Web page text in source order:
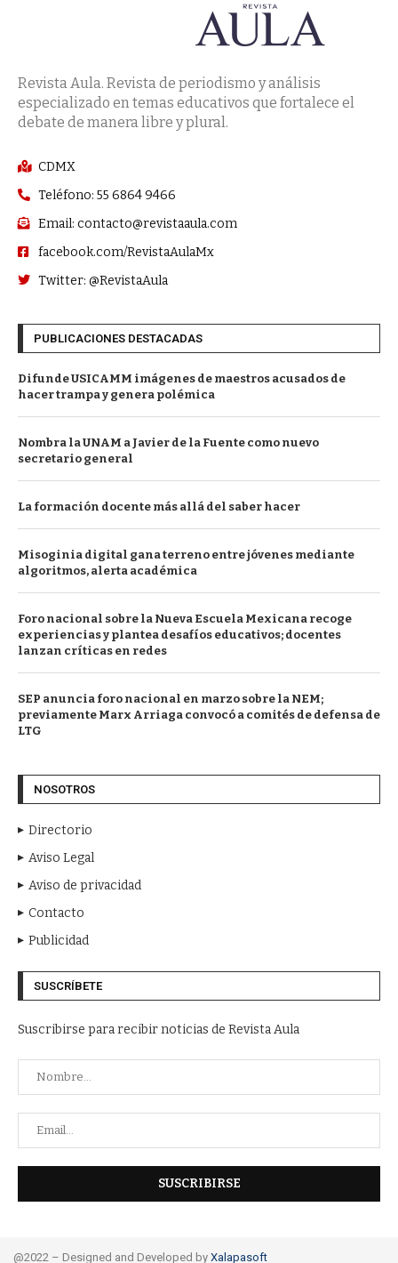
Revista Aula. Revista de periodismo y análisis
especializado en temas educativos que fortalece el
debate de manera libre y plural.
CDMX
Teléfono: 55 6864 9466
Email: contacto@revistaaula.com
facebook.com/RevistaAulaMx
Twitter: @RevistaAula
PUBLICACIONES DESTACADAS
Difunde USICAMM imágenes de maestros acusados de
hacer trampa y genera polémica
Nombra la UNAM a Javier de la Fuente como nuevo
secretario general
La formación docente más allá del saber hacer
Misoginia digital gana terreno entre jóvenes mediante
algoritmos, alerta académica
Foro nacional sobre la Nueva Escuela Mexicana recoge
experiencias y plantea desafíos educativos; docentes
lanzan críticas en redes
SEP anuncia foro nacional en marzo sobre la NEM;
previamente Marx Arriaga convocó a comités de defensa de
LTG
NOSOTROS
Directorio
Aviso Legal
Aviso de privacidad
Contacto
Publicidad
SUSCRÍBETE
Suscribirse para recibir noticias de Revista Aula
@2022 – Designed and Developed by Xalapasoft